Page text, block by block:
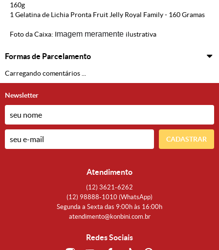
160g
1 Gelatina de Lichia Pronta Fruit Jelly Royal Family - 160 Gramas
Foto da Caixa: Imagem meramente ilustrativa
Formas de Parcelamento
Carregando comentários ...
Newsletter
CADASTRAR
Atendimento
(12) 3621-6262
(12) 98888-1010 (WhatsApp)
Segunda a Sexta das 9:00h às 16:00h
atendimento@konbini.com.br
Redes Sociais